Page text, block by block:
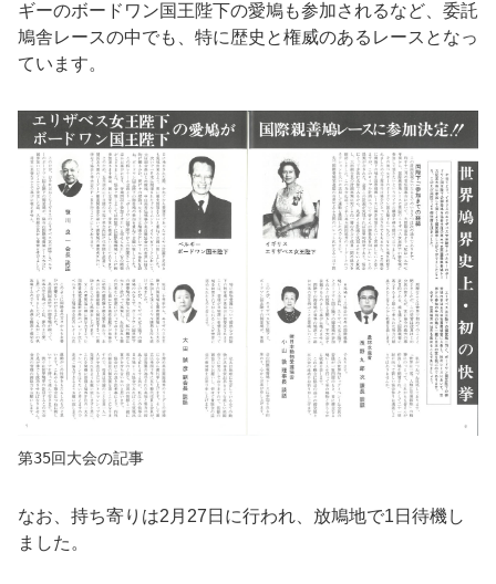
ギーのボードワン国王陛下の愛鳩も参加されるなど、委託
鳩舎レースの中でも、特に歴史と権威のあるレースとなっ
ています。
第35回大会の記事
なお、持ち寄りは2月27日に行われ、放鳩地で1日待機し
ました。